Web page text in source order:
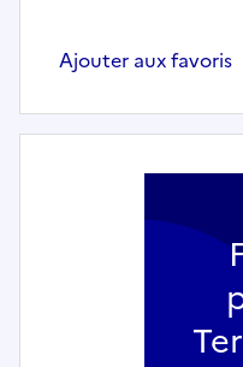
Ajouter aux favoris